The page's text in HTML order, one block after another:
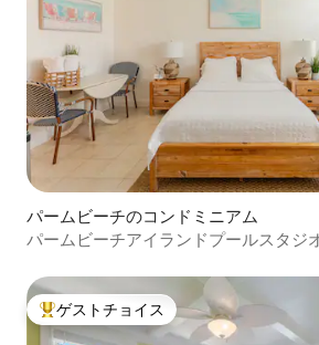
パームビーチのコンドミニアム
パームビーチアイランドプールスタジ
大好評のゲストチョイスです。
ゲストチョイス